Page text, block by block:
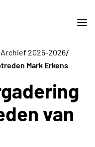
Archief 2025-2026/
Mark Erkens
van